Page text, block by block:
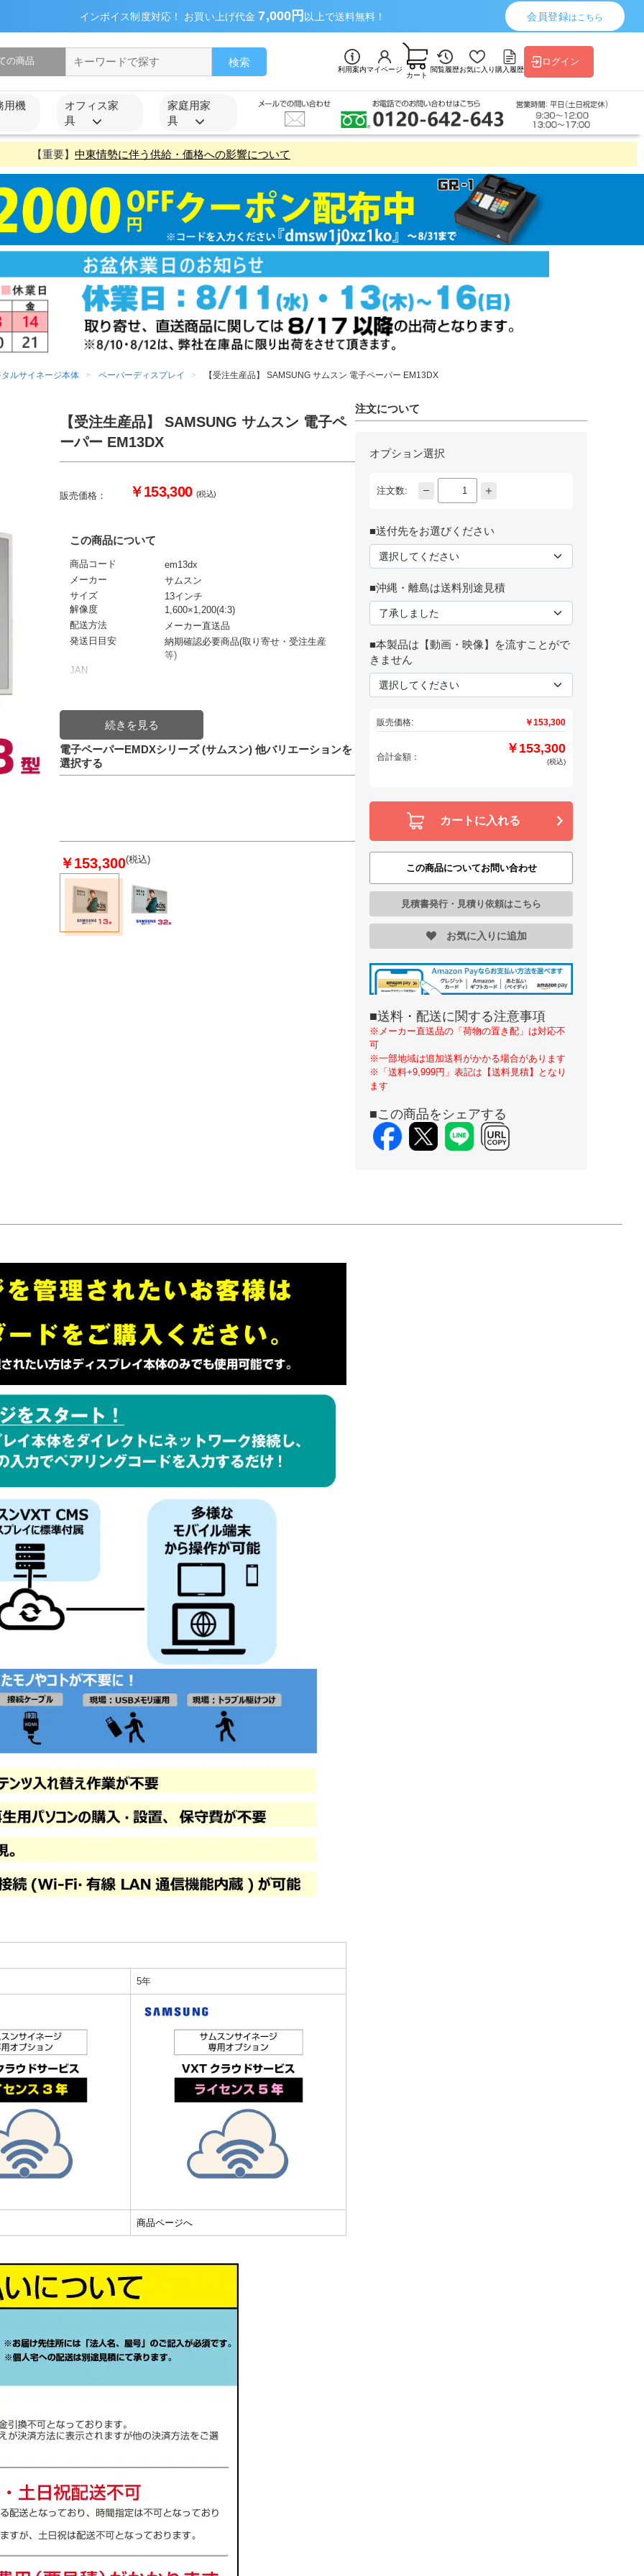
インボイス制度対応！ お買い上げ代金7,000円 以上で送料無料！ 会員登録はこちら
検索
利用案内マイページ
カート
閲覧履歴お気に入り購入履歴
ログイン
用機
オフィス家
具
家庭用家
具
【重要】 中東情勢に伴う供給・価格への影響について
ルサイネージ本体 ペーパーディスプレイ 【受注生産品】 SAMSUNG サムスン 電子ペーパー EM13DX
【受注生産品】 SAMSUNG サムスン 電子ペ
ーパー EM13DX
販売価格： ￥153,300(税込)
この商品について
商品コード
em13dx
メーカー
サムスン
サイズ
13インチ
解像度
1,600×1,200(4:3)
配送方法
メーカー直送品
発送日目安
納期確認必要商品(取り寄せ・受注生産
等)
JAN
電子ペーパーEMDXシリーズ (サムスン) 他バリエーションを
選択する
￥153,300(税込)
注文について
オプション選択
注文数:
■送付先をお選びください
■沖縄・離島は送料別途見積
■本製品は【動画・映像】を流すことがで
きません
販売価格: ￥153,300
合計金額：
￥153,300
(税込)
カートに入れる
この商品についてお問い合わせ
見積書発行・見積り依頼はこちら
お気に入りに追加
■送料・配送に関する注意事項
※メーカー直送品の「荷物の置き配」は対応不
可
※一部地域は追加送料がかかる場合があります
※「送料+9,999円」表記は【送料見積】となり
ます
■この商品をシェアする
5年
商品ページへ